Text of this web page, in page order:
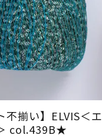
不揃い】ELVIS＜エ
col.439B★